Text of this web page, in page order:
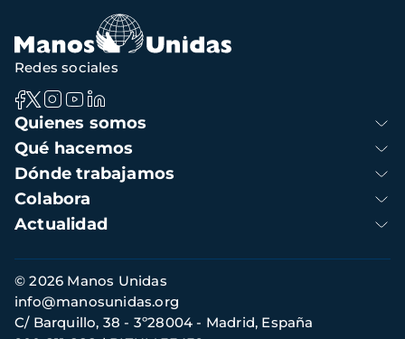
Navegación
principal
Quienes somos
Qué hacemos
Dónde trabajamos
Colabora
Actualidad
Redes sociales
Información
de
contacto
© 2026 Manos Unidas
C/ Barquillo, 38 - 3º28004 - Madrid, España
info@manosunidas.org